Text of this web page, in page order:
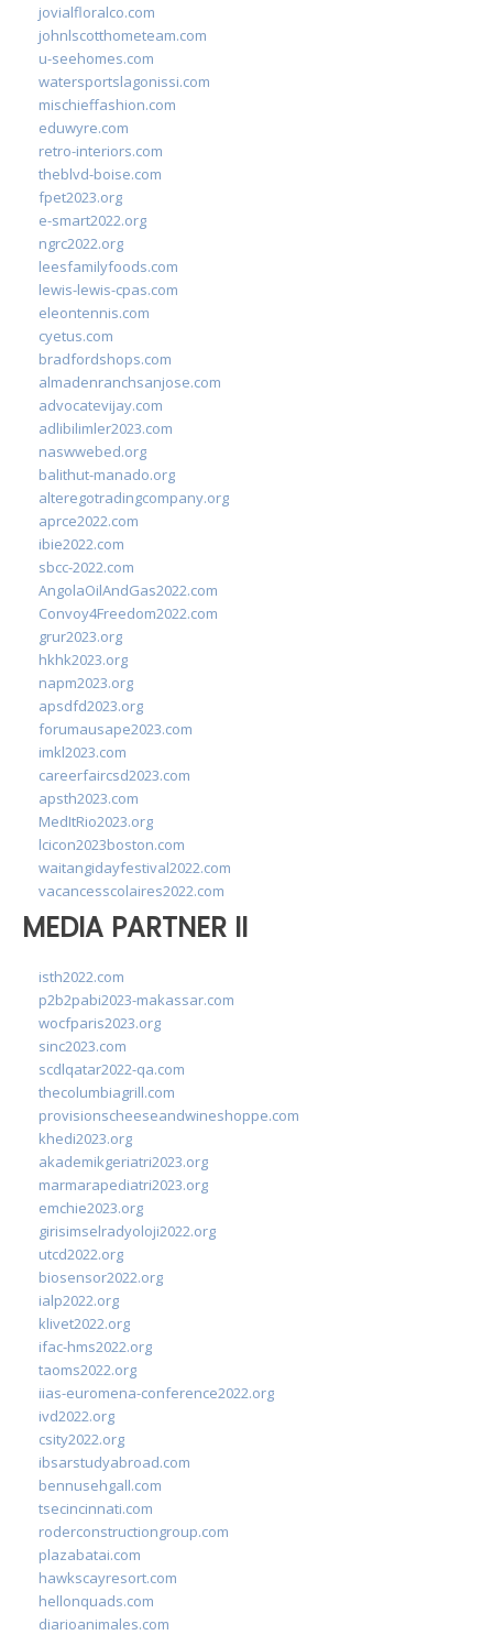
jovialfloralco.com
johnlscotthometeam.com
u-seehomes.com
watersportslagonissi.com
mischieffashion.com
eduwyre.com
retro-interiors.com
theblvd-boise.com
fpet2023.org
e-smart2022.org
ngrc2022.org
leesfamilyfoods.com
lewis-lewis-cpas.com
eleontennis.com
cyetus.com
bradfordshops.com
almadenranchsanjose.com
advocatevijay.com
adlibilimler2023.com
naswwebed.org
balithut-manado.org
alteregotradingcompany.org
aprce2022.com
ibie2022.com
sbcc-2022.com
AngolaOilAndGas2022.com
Convoy4Freedom2022.com
grur2023.org
hkhk2023.org
napm2023.org
apsdfd2023.org
forumausape2023.com
imkl2023.com
careerfaircsd2023.com
apsth2023.com
MedItRio2023.org
lcicon2023boston.com
waitangidayfestival2022.com
vacancesscolaires2022.com
MEDIA PARTNER II
isth2022.com
p2b2pabi2023-makassar.com
wocfparis2023.org
sinc2023.com
scdlqatar2022-qa.com
thecolumbiagrill.com
provisionscheeseandwineshoppe.com
khedi2023.org
akademikgeriatri2023.org
marmarapediatri2023.org
emchie2023.org
girisimselradyoloji2022.org
utcd2022.org
biosensor2022.org
ialp2022.org
klivet2022.org
ifac-hms2022.org
taoms2022.org
iias-euromena-conference2022.org
ivd2022.org
csity2022.org
ibsarstudyabroad.com
bennusehgall.com
tsecincinnati.com
roderconstructiongroup.com
plazabatai.com
hawkscayresort.com
hellonquads.com
diarioanimales.com